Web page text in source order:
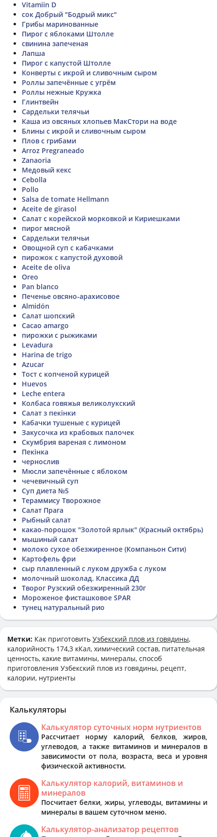
Vitamiin D
сок Добрый "Бодрый микс"
Грибы маринованные
Пирог с яблоками Штолле
свинина запеченая
Лапша
Пирог с капустой Штолле
Конверты с икрой и сливочным сыром
Роллы запечённые с угрём
Роллы нежные Кружка
Глинтвейн
Сардельки телячьи
Каша из овсяных хлопьев МакСтори на воде
Блины с икрой и сливочным сыром
Плов с грибами
Arroz Pregraneado
Zanaoria
Медовый кекс
Cebolla
Pollo
Salsa de tomate Hellmann
Aceite de girasol
Салат с корейской морковкой и Кириешками
пирог мясной
Сардельки телячьи
Овощной суп с кабачками
пирожок с капустой духовой
Aceite de oliva
Oreo
Pan blanco
Печенье овсяно-арахисовое
Almidón
Салат шопский
Cacao amargo
пирожки с рыжиками
Levadura
Harina de trigo
Azucar
Тост с копченой курицей
Huevos
Leche entera
Колбаса говяжья великолукский
Салат з пекінки
Кабачки тушеные с курицей
Закусочка из крабовых палочек
Скумбрия вареная с лимоном
Пекінка
чернослив
Мюсли запечённые с яблоком
чечевичный суп
Суп диета №5
Тераммису Творожное
Салат Прага
Рыбный салат
какао-порошок "Золотой ярлык" (Красный октябрь)
мышиный салат
молоко сухое обезжиренное (Компаньон Сити)
Картофель фри
сыр плавленный с луком дружба с луком
молочный шоколад. Классика ДД
Творог Рузский обезжиренный 230г
Мороженое фисташковое SPAR
тунец натуральный рио
Метки: Как приготовить Узбекский плов из говядины,
калорийность 174,3 кКал, химический состав, питательная
ценность, какие витамины, минералы, способ
приготовления Узбекский плов из говядины, рецепт,
калории, нутриенты
Калькуляторы
Калькулятор суточных норм нутриентов
Рассчитает норму калорий, белков, жиров,
углеводов, а также витаминов и минералов в
зависимости от пола, возраста, веса и уровня
физической активности.
Калькулятор калорий, витаминов и
минералов
Посчитает белки, жиры, углеводы, витамины и
минералы в вашем суточном меню.
Калькулятор-анализатор рецептов